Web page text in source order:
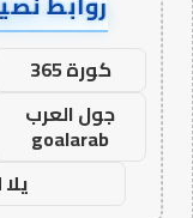
كورة 365
جول العرب
goalarab